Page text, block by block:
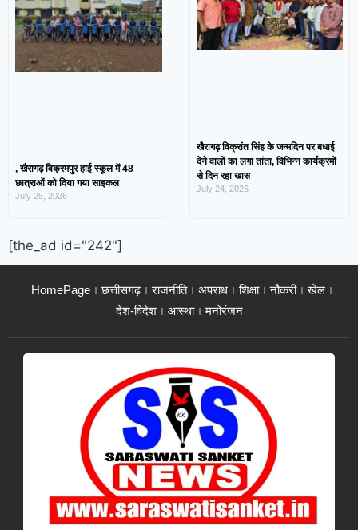
, खैरागढ़ विक्रमपुर हाई स्कूल में 48
छात्राओं को दिया गया साइकल
July 25, 2026
खैरागढ़ विक्रांत सिंह के जन्मदिन पर बधाई
देने वालों का लगा तांता, विभिन्न कार्यक्रमों
से दिन रहा खास
July 24, 2026
[the_ad id="242"]
HomePage छत्तीसगढ़ राजनीति अपराध शिक्षा नौकरी
खेल
देश-विदेश
आस्था मनोरंजन